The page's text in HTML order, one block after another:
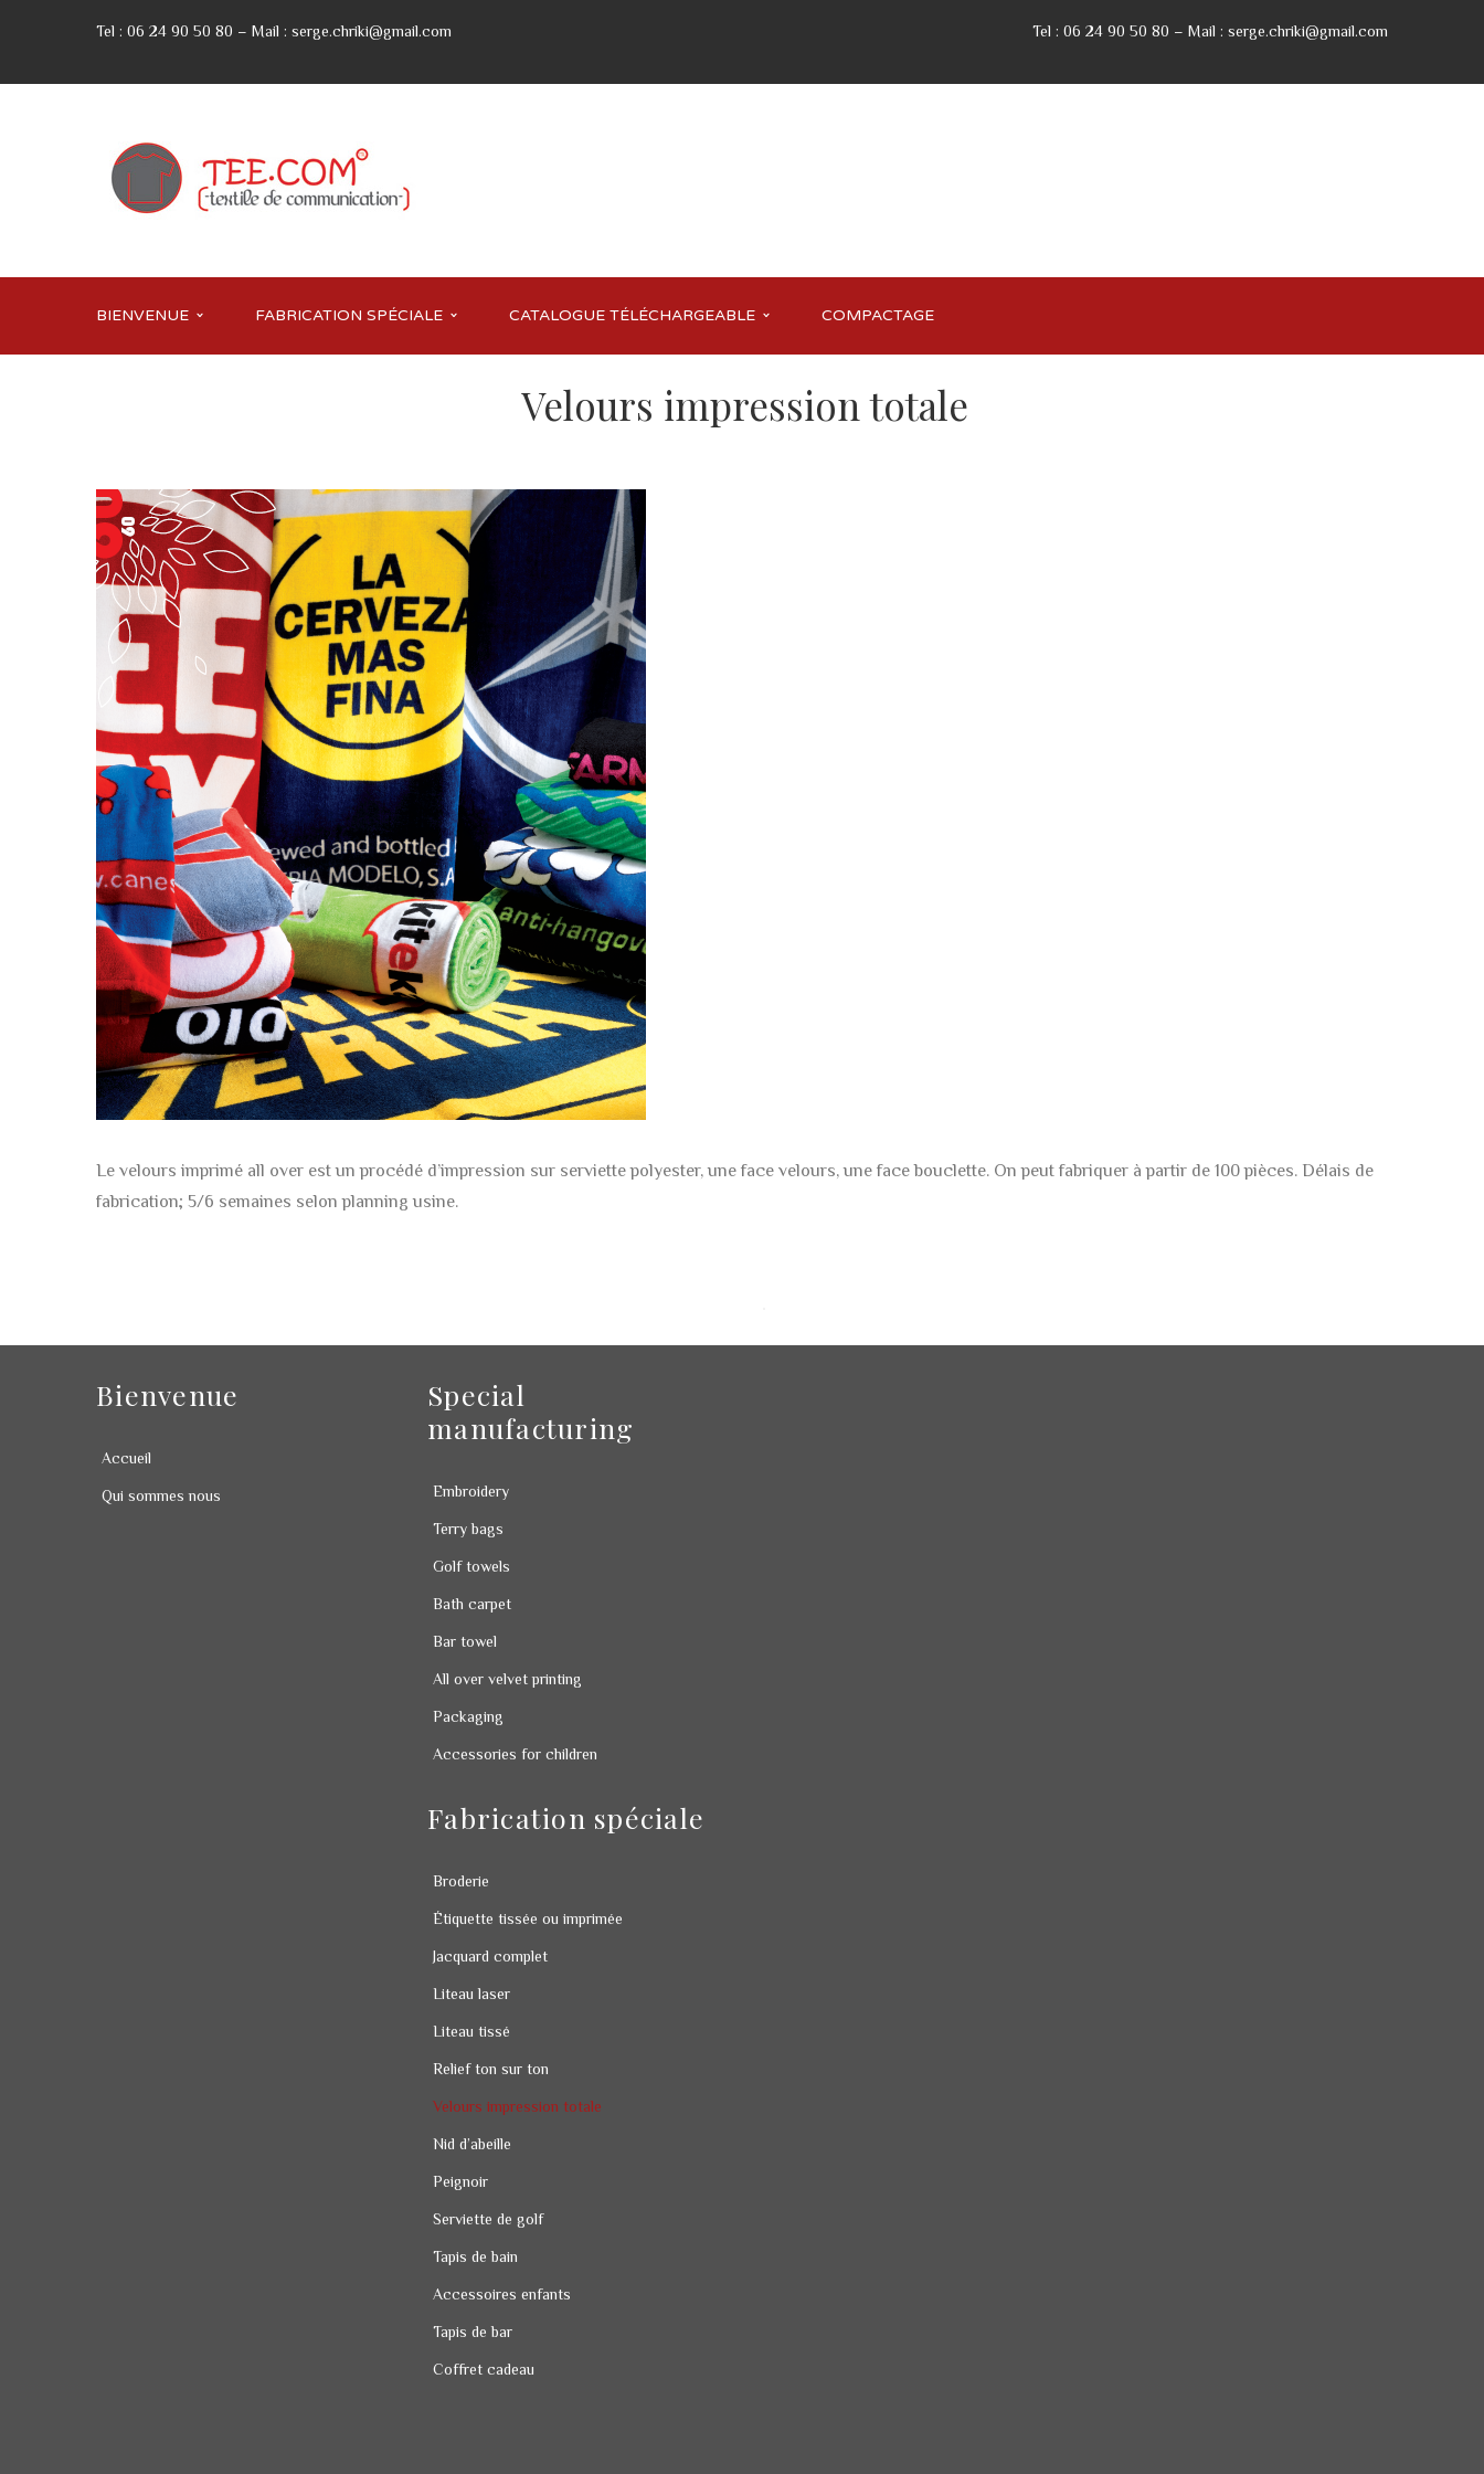
Tel : 06 24 90 50 80 – Mail : serge.chriki@gmail.com Tel : 06 24 90 50 80 – Mail : serge.chriki@gmail.com
BIENVENUE FABRICATION SPÉCIALE CATALOGUE TÉLÉCHARGEABLE COMPACTAGE
Velours impression totale
Le velours imprimé all over est un procédé d’impression sur serviette polyester, une face velours, une face bouclette. On peut fabriquer à partir de 100 pièces. Délais de
fabrication; 5/6 semaines selon planning usine.
Bienvenue
Accueil
Qui sommes nous
Special
manufacturing
Embroidery
Terry bags
Golf towels
Bath carpet
Bar towel
All over velvet printing
Packaging
Accessories for children
Fabrication spéciale
Broderie
Étiquette tissée ou imprimée
Jacquard complet
Liteau laser
Liteau tissé
Relief ton sur ton
Velours impression totale
Nid d’abeille
Peignoir
Serviette de golf
Tapis de bain
Accessoires enfants
Tapis de bar
Coffret cadeau